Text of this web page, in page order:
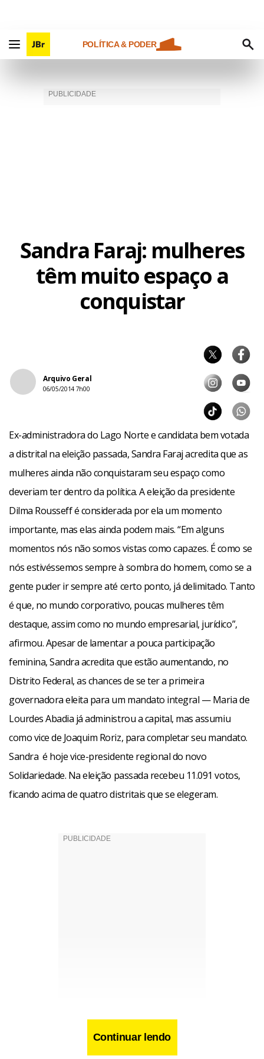
POLÍTICA & PODER
Sandra Faraj: mulheres
têm muito espaço a
conquistar
Arquivo Geral
06/05/2014 7h00
Ex-administradora do Lago Norte e candidata bem votada
a distrital na eleição passada, Sandra Faraj acredita que as
mulheres ainda não conquistaram seu espaço como
deveriam ter dentro da política. A eleição da presidente
Dilma Rousseff é considerada por ela um momento
importante, mas elas ainda podem mais. “Em alguns
momentos nós não somos vistas como capazes. É como se
nós estivéssemos sempre à sombra do homem, como se a
gente puder ir sempre até certo ponto, já delimitado. Tanto
é que, no mundo corporativo, poucas mulheres têm
destaque, assim como no mundo empresarial, jurídico”,
afirmou. Apesar de lamentar a pouca participação
feminina, Sandra acredita que estão aumentando, no
Distrito Federal, as chances de se ter a primeira
governadora eleita para um mandato integral — Maria de
Lourdes Abadia já administrou a capital, mas assumiu
como vice de Joaquim Roriz, para completar seu mandato.
Sandra é hoje vice-presidente regional do novo
Solidariedade. Na eleição passada recebeu 11.091 votos,
ficando acima de quatro distritais que se elegeram.
Por que existe pouca participação das mulheres na
Continuar lendo